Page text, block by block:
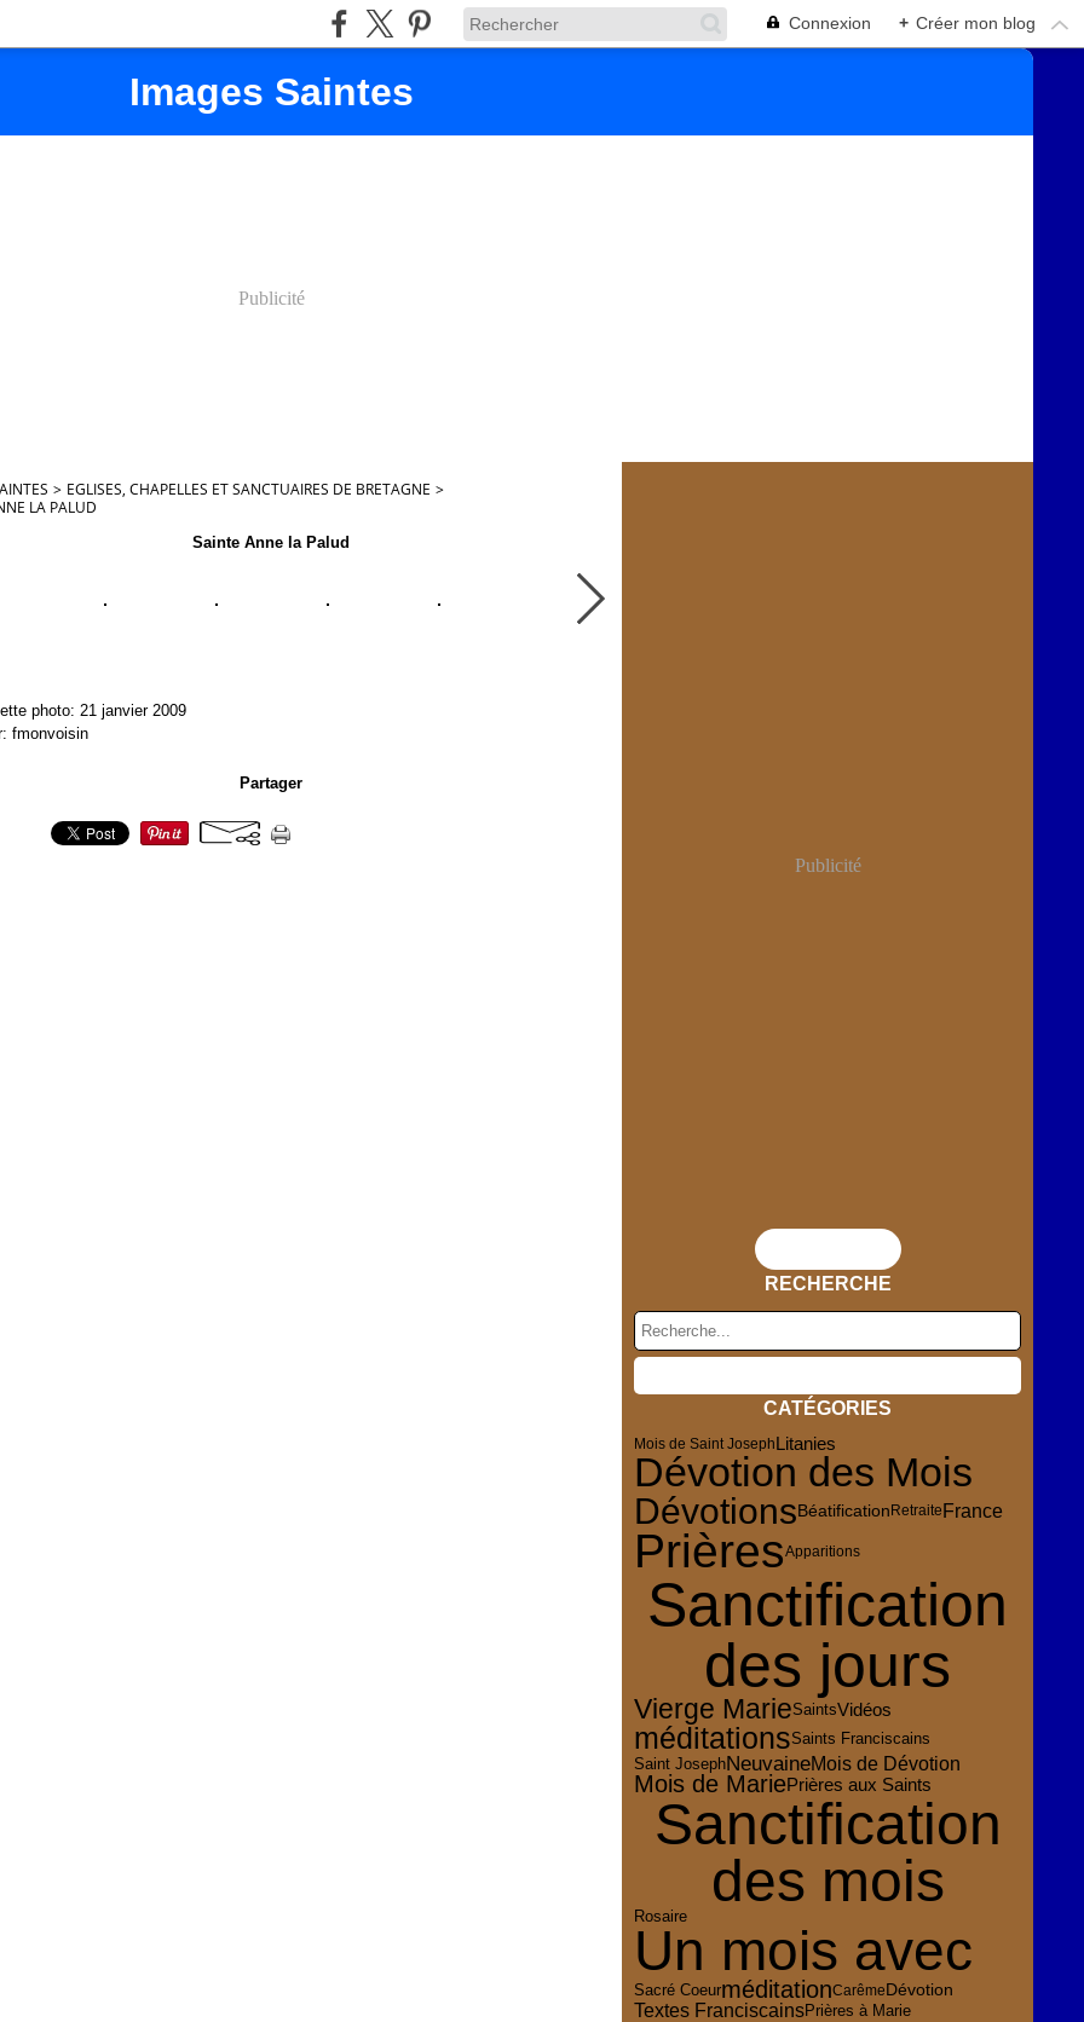
Connexion + Créer mon blog
Images Saintes
Publicité
> EGLISES, CHAPELLES ET SANCTUAIRES DE BRETAGNE >
LA PALUD
Sainte Anne la Palud
photo: 21 janvier 2009
fmonvoisin
Partager
Publicité
RECHERCHE
CATÉGORIES
Mois de Saint Joseph Litanies
Dévotion des Mois
DévotionsBéatification RetraiteFrance
PrièresApparitions
Sanctification
des jours
Vierge MarieSaintsVidéos
méditationsSaints Franciscains
Saint JosephNeuvaineMois de Dévotion
Mois de MariePrières aux Saints
Sanctification
des mois
Rosaire
Un mois avec
Sacré CoeurméditationCarêmeDévotion
Textes FranciscainsPrières à Marie